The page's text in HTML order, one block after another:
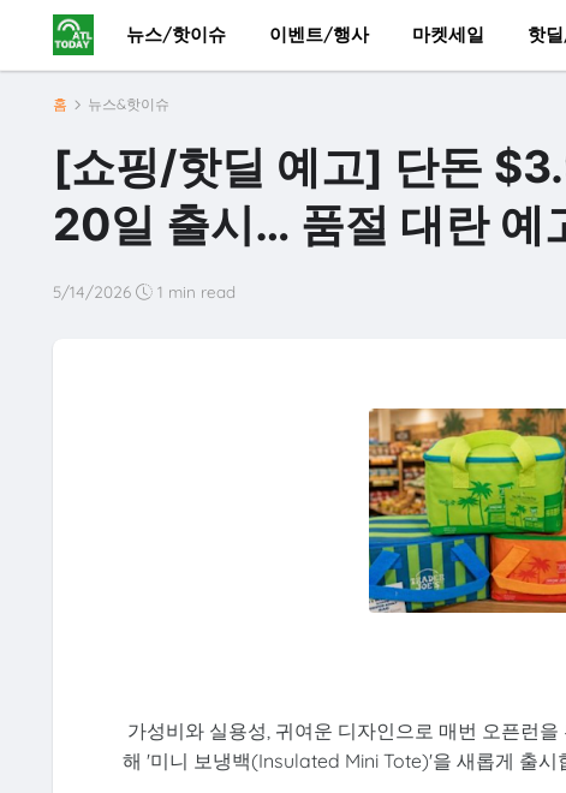
뉴스/핫이슈 이벤트/행사 마켓세일 핫
홈 뉴스&핫이슈
[쇼핑/핫딜 예고] 단돈
20일 출시… 품절 대란 예
5/14/2026 1 min read
가성비와 실용성, 귀여운 디자인으로 매번 오픈런
해 '미니 보냉백(Insulated Mini Tote)'을 새롭게 출시